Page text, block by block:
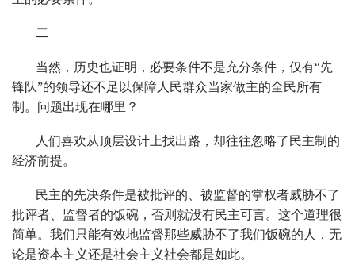
二
当然，历史也证明，必要条件不是充分条件，仅有“先
锋队”的领导还不足以保障人民群众当家做主的全民所有
制。问题出现在哪里？
人们喜欢从顶层设计上找出路，却往往忽略了民主制的
经济前提。
民主的先决条件是被批评的、被监督的掌权者威胁不了
批评者、监督者的饭碗，否则就没有民主可言。这个道理很
简单。我们只能有效地监督那些威胁不了我们饭碗的人，无
论是资本主义还是社会主义社会都是如此。